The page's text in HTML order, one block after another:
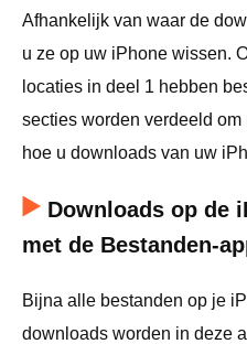
Afhankelijk van waar de
u ze op uw iPhone wissen.
locaties in deel 1 hebben
secties worden verdeeld
hoe u downloads van uw
Downloads op de
met de Bestanden-
Bijna alle bestanden op je
downloads worden in deze